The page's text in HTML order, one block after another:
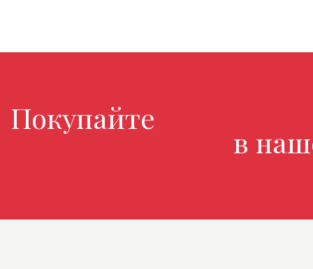
Покупайте любимые
в нашем